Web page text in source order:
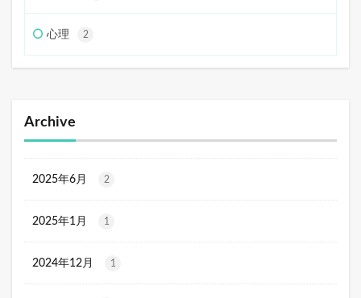
心理 2
Archive
2025年6月 2
2025年1月 1
2024年12月 1